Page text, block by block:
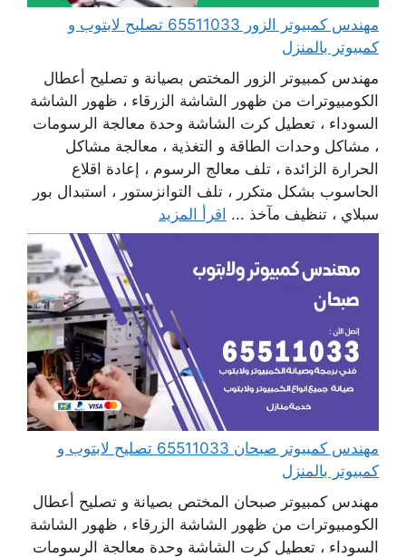
مهندس كمبيوتر الزور 65511033 تصليح لابتوب و
كمبيوتر بالمنزل
مهندس كمبيوتر الزور المختص بصيانة و تصليح أعطال
الكومبيوترات من ظهور الشاشة الزرقاء ، ظهور الشاشة
السوداء ، تعطيل كرت الشاشة وحدة معالجة الرسومات
، مشاكل وحدات الطاقة و التغذية ، معالجة مشاكل
الحرارة الزائدة ، تلف معالج الرسوم ، إعادة اقلاع
الحاسوب بشكل متكرر ، تلف التوانزستور ، استبدال بور
سبلاي ، تنظيف مآخذ ... اقرأ المزيد
مهندس كمبيوتر صبحان 65511033 تصليح لابتوب و
كمبيوتر بالمنزل
مهندس كمبيوتر صبحان المختص بصيانة و تصليح أعطال
الكومبيوترات من ظهور الشاشة الزرقاء ، ظهور الشاشة
السوداء ، تعطيل كرت الشاشة وحدة معالجة الرسومات